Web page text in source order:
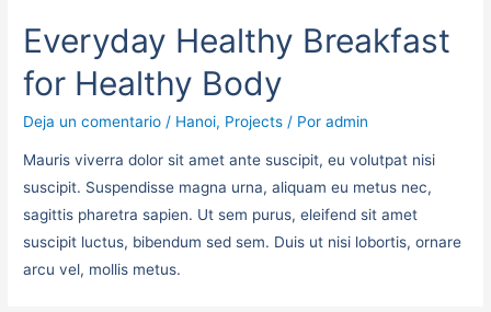
Everyday Healthy Breakfast
for Healthy Body
Deja un comentario / Hanoi, Projects / Poradmin
Mauris viverra dolor sit amet ante suscipit, eu volutpat nisi
suscipit. Suspendisse magna urna, aliquam eu metus nec,
sagittis pharetra sapien. Ut sem purus, eleifend sit amet
suscipit luctus, bibendum sed sem. Duis ut nisi lobortis, ornare
arcu vel, mollis metus.